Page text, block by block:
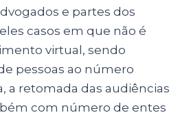
e partes dos
casos em que não é
virtual, sendo
pessoas ao número
a retomada das audiências
com número de entes